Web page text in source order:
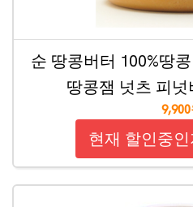
순 땅콩버터 100%땅
땅콩잼 넛츠 피넛
현재 할인중